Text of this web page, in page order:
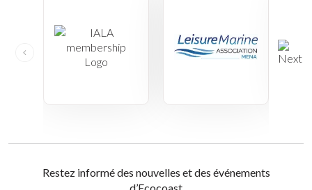
Restez informé des nouvelles et des événements